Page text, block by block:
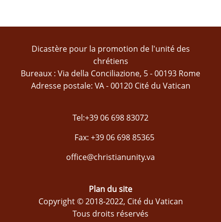
Dicastère pour la promotion de l'unité des
chrétiens
Bureaux : Via della Conciliazione, 5 - 00193 Rome
Adresse postale: VA - 00120 Cité du Vatican
Tel:+39 06 698 83072
Fax: +39 06 698 85365
office@christianunity.va
Plan du site
Copyright © 2018-2022, Cité du Vatican
Tous droits réservés